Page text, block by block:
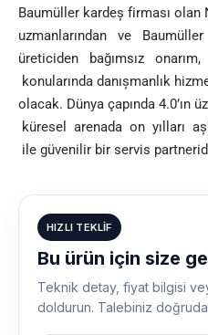
Baumüller kardeș firması olan
uzmanlarından ve
üreticiden bağımsız onarım,
konularında danıșmanlık
olacak. Dünya çapında
küresel arenada on yılları
ile güvenilir bir servis
HIZLI TEKLIF
Bu ürün için size
Teknik detay, fiyat bilgisi
doldurun. Talebiniz